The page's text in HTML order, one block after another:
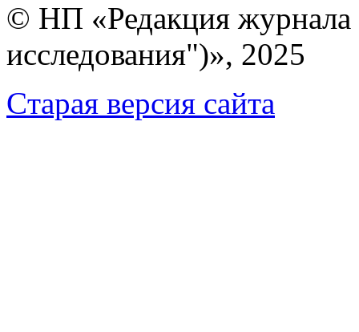
© НП «Редакция
исследования")», 2025
Cтарая версия сайта